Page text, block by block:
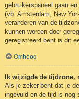
gebruikerspaneel gaan
(vb: Amsterdam, New
veranderen van de
kunnen worden door
geregistreerd bent is dit
Omhoog
Ik wijzigde de tijdzone,
Als je zeker bent dat je
ingevuld en de tijd is nog